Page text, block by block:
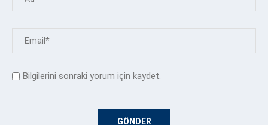
Bilgilerini sonraki yorum için kaydet.